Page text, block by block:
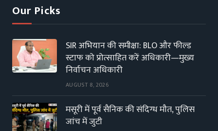
Our Picks
SIR अभियान की समीक्षा: BLO और फील्ड
स्टाफ को प्रोत्साहित करें अधिकारी—मुख्य
निर्वाचन अधिकारी
AUGUST 8, 2026
मसूरी में पूर्व सैनिक की संदिग्ध मौत, पुलिस
जांच में जुटी